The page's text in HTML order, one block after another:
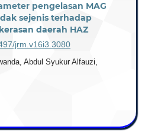
pengelasan MAG
sejenis terhadap
daerah HAZ
jrm.v16i3.3080
Abdul Syukur Alfauzi,